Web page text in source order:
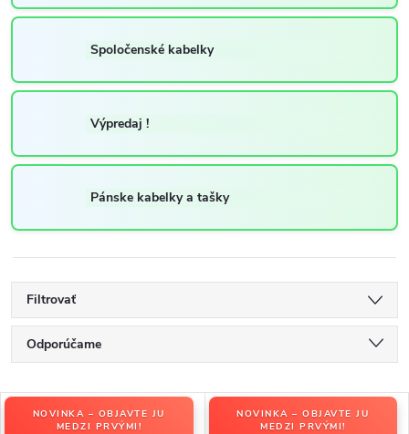
Spoločenské kabelky
Výpredaj !
Pánske kabelky a tašky
Filtrovať
a
d
Odporúčame
Najdrahšie
V
NOVINKA – OBJAVTE JU
MEDZI PRVÝMI!
NOVINKA – OBJAVTE JU
MEDZI PRVÝMI!